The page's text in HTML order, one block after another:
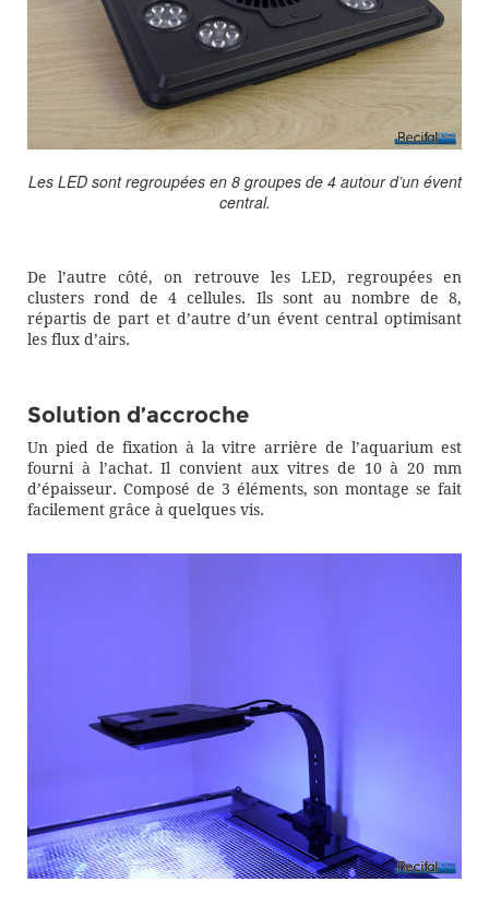
Les LED sont regroupées en 8 groupes de 4 autour d’un évent
central.
De l’autre côté, on retrouve les LED, regroupées en
clusters rond de 4 cellules. Ils sont au nombre de 8,
répartis de part et d’autre d’un évent central optimisant
les flux d’airs.
Solution d’accroche
Un pied de fixation à la vitre arrière de l’aquarium est
fourni à l’achat. Il convient aux vitres de 10 à 20 mm
d’épaisseur. Composé de 3 éléments, son montage se fait
facilement grâce à quelques vis.